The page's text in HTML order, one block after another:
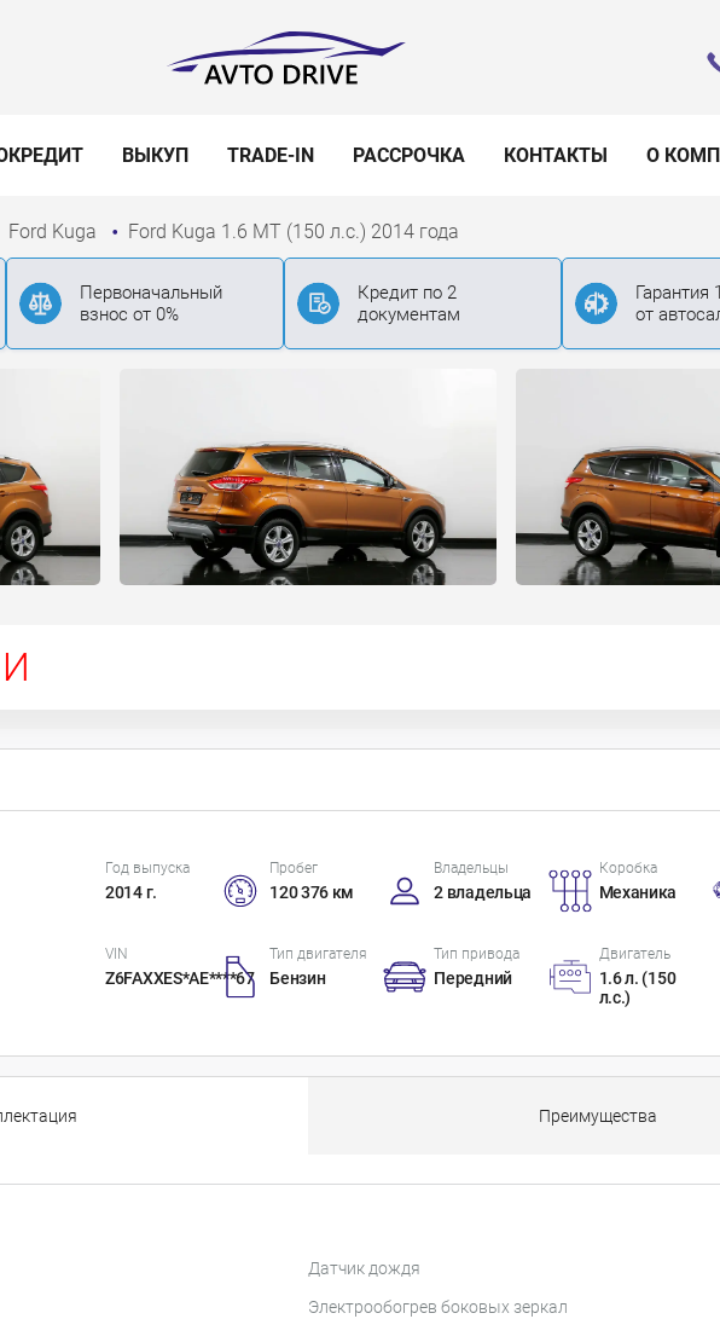
ВЫКУП TRADE-IN РАССРОЧКА КОНТАКТЫ О
Ford Kuga Ford Kuga 1.6 MT (150 л.с.) 2014 года
Первоначальный
взнос от 0%
Кредит по 2
документам
Гарантия
от
Год выпуска
2014 г.
Пробег
120 376 км
Владельцы
2 владельца
Коробка
Механика
VIN
Z6FAXXES*AE****67
Тип двигателя
Бензин
Тип привода
Передний
Двигатель
1.6 л. (150
л.с.)
Преимущества
Датчик дождя
Электрообогрев боковых зеркал